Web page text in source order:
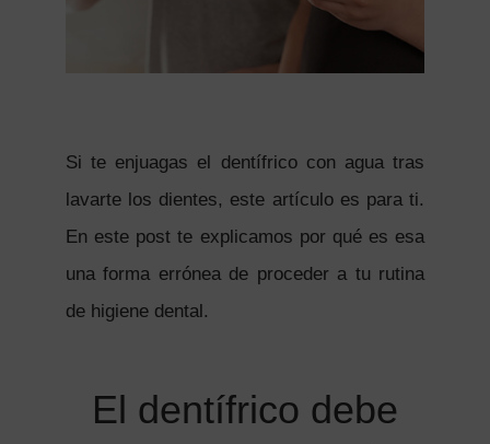
Si te enjuagas el dentífrico con agua tras
lavarte los dientes, este artículo es para ti.
En este post te explicamos por qué es esa
una forma errónea de proceder a tu rutina
de higiene dental.
El dentífrico debe